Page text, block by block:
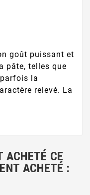
goût puissant et
pâte, telles que
la
relevé. La
ACHETÉ CE
ACHETÉ :